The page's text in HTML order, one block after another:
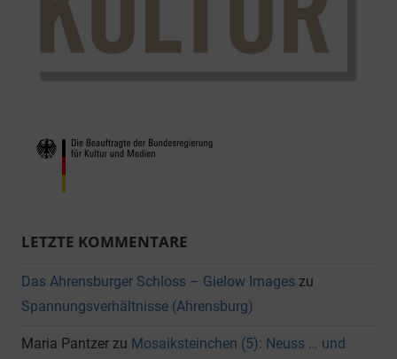
LETZTE KOMMENTARE
Das Ahrensburger Schloss – Gielow Images zu
Spannungsverhältnisse (Ahrensburg)
Maria Pantzer zu Mosaiksteinchen (5): Neuss … und